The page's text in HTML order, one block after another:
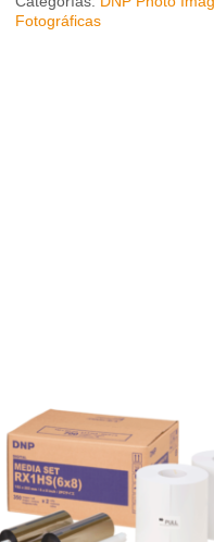
Fotográficas